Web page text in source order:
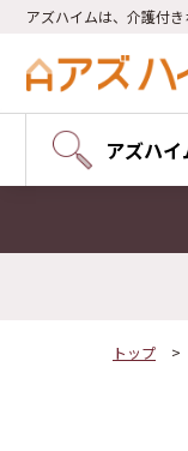
アズハイムは、介護付
アズハ
トップ